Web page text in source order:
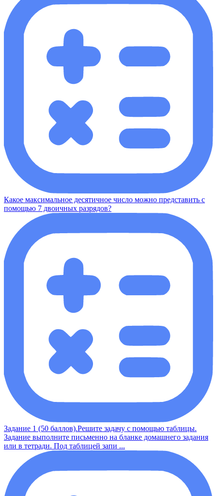
Какое максимальное десятичное число можно представить с
помощью 7 двоичных разрядов?
Задание 1 (50 баллов).Решите задачу с помощью таблицы.
Задание выполните письменно на бланке домашнего задания
или в тетради. Под таблицей запи ...